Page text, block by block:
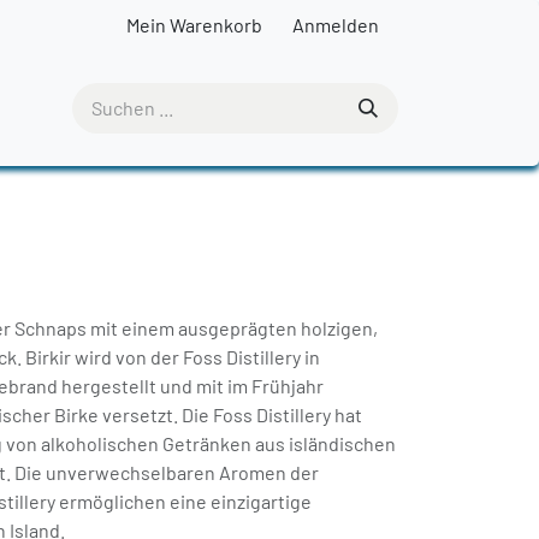
Mein Warenkorb Anmelden
Schnaps mit einem ausgeprägten holzigen,
Birkir wird von der Foss Distillery in
hergestellt und mit im Frühjahr
Birke versetzt. Die Foss Distillery hat
alkoholischen Getränken aus isländischen
Die unverwechselbaren Aromen der
ermöglichen eine einzigartige
Island.